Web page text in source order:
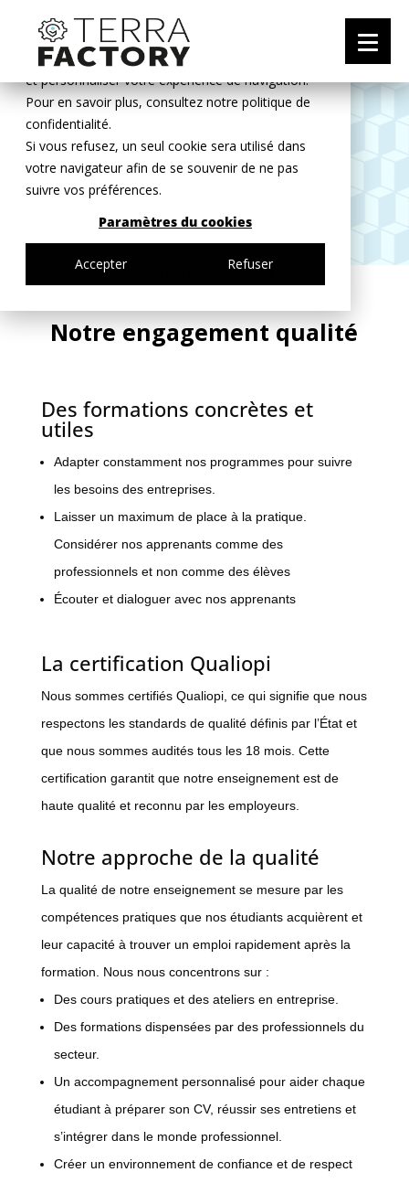
Ce site web stocke les cookies pour comprendre
vos interactions avec nous, nous souvenir de vous
et personnaliser votre expérience de navigation.
Pour en savoir plus, consultez notre politique de
confidentialité.
Si vous refusez, un seul cookie sera utilisé dans
votre navigateur afin de se souvenir de ne pas
suivre vos préférences.
Paramètres du cookies
Accepter Refuser
L’école Notre engagement qualité
Notre engagement qualité
Des formations concrètes et
utiles
Adapter constamment nos programmes pour suivre
les besoins des entreprises.
Laisser un maximum de place à la pratique.
Considérer nos apprenants comme des
professionnels et non comme des élèves
Écouter et dialoguer avec nos apprenants
La certification Qualiopi
Nous sommes certifiés Qualiopi, ce qui signifie que nous
respectons les standards de qualité définis par l’État et
que nous sommes audités tous les 18 mois. Cette
certification garantit que notre enseignement est de
haute qualité et reconnu par les employeurs.
Notre approche de la qualité
La qualité de notre enseignement se mesure par les
compétences pratiques que nos étudiants acquièrent et
leur capacité à trouver un emploi rapidement après la
formation. Nous nous concentrons sur :
Des cours pratiques et des ateliers en entreprise.
Des formations dispensées par des professionnels du
secteur.
Un accompagnement personnalisé pour aider chaque
étudiant à préparer son CV, réussir ses entretiens et
s’intégrer dans le monde professionnel.
Créer un environnement de confiance et de respect